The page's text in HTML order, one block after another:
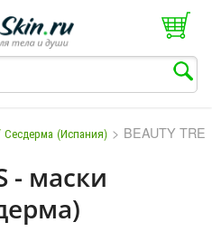
(Испания) > BEAUTY
- маски
T V